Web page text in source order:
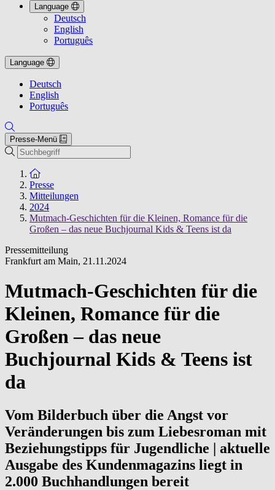
Language
Deutsch
English
Português
Language
Deutsch
English
Português
Presse-Menü
Suche
Zur Startseite
Presse
Mitteilungen
2024
Mutmach-Geschichten für die Kleinen, Romance für die
Großen – das neue Buchjournal Kids & Teens ist da
Pressemitteilung
Frankfurt am Main, 21.11.2024
Mutmach-Geschichten für die
Kleinen, Romance für die
Großen – das neue
Buchjournal Kids & Teens ist
da
Vom Bilderbuch über die Angst vor
Veränderungen bis zum Liebesroman mit
Beziehungstipps für Jugendliche | aktuelle
Ausgabe des Kundenmagazins liegt in
2.000 Buchhandlungen bereit